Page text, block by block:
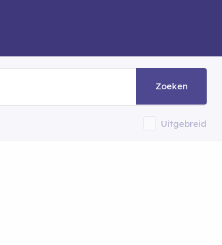
Zoeken
Uitgebreid